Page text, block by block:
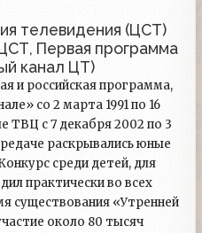
телевидения (ЦСТ)
Первая программа
канал ЦТ)
и российская программа,
со 2 марта 1991 по 16
ТВЦ с 7 декабря 2002 по 3
раскрывались юные
среди детей, для
практически во всех
существования «Утренней
около 80 тысяч